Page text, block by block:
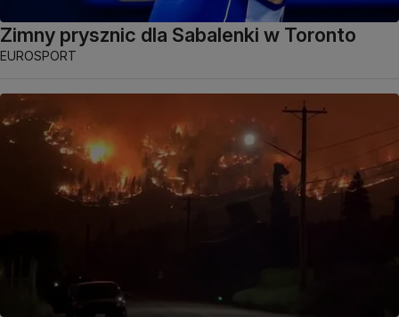
Zimny prysznic dla Sabalenki w Toronto
EUROSPORT